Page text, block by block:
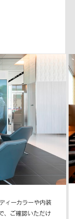
ィーカラーや内装
、ご確認いただけ